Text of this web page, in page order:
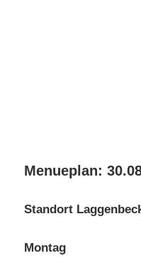
Menueplan:
Standort
Montag